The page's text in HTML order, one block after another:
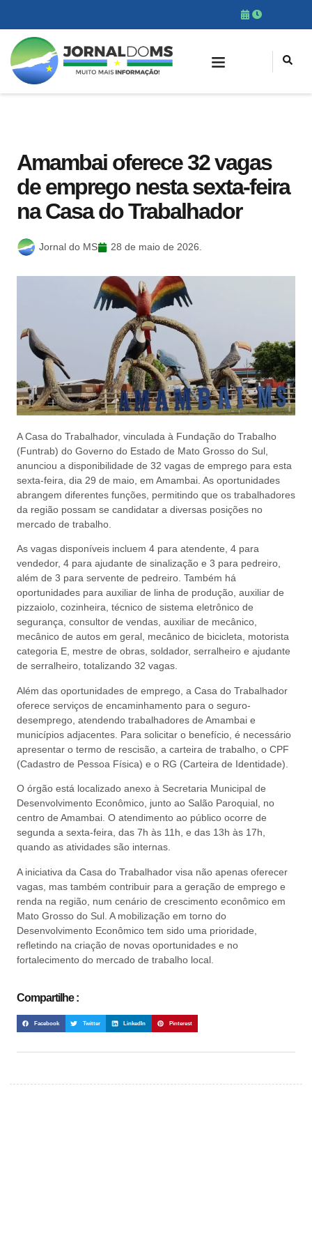
Amambai oferece 32 vagas
de emprego nesta sexta-feira
na Casa do Trabalhador
Jornal do MS 28 de maio de 2026.
A Casa do Trabalhador, vinculada à Fundação do Trabalho
(Funtrab) do Governo do Estado de Mato Grosso do Sul,
anunciou a disponibilidade de 32 vagas de emprego para esta
sexta-feira, dia 29 de maio, em Amambai. As oportunidades
abrangem diferentes funções, permitindo que os trabalhadores
da região possam se candidatar a diversas posições no
mercado de trabalho.
As vagas disponíveis incluem 4 para atendente, 4 para
vendedor, 4 para ajudante de sinalização e 3 para pedreiro,
além de 3 para servente de pedreiro. Também há
oportunidades para auxiliar de linha de produção, auxiliar de
pizzaiolo, cozinheira, técnico de sistema eletrônico de
segurança, consultor de vendas, auxiliar de mecânico,
mecânico de autos em geral, mecânico de bicicleta, motorista
categoria E, mestre de obras, soldador, serralheiro e ajudante
de serralheiro, totalizando 32 vagas.
Além das oportunidades de emprego, a Casa do Trabalhador
oferece serviços de encaminhamento para o seguro-
desemprego, atendendo trabalhadores de Amambai e
municípios adjacentes. Para solicitar o benefício, é necessário
apresentar o termo de rescisão, a carteira de trabalho, o CPF
(Cadastro de Pessoa Física) e o RG (Carteira de Identidade).
O órgão está localizado anexo à Secretaria Municipal de
Desenvolvimento Econômico, junto ao Salão Paroquial, no
centro de Amambai. O atendimento ao público ocorre de
segunda a sexta-feira, das 7h às 11h, e das 13h às 17h,
quando as atividades são internas.
A iniciativa da Casa do Trabalhador visa não apenas oferecer
vagas, mas também contribuir para a geração de emprego e
renda na região, num cenário de crescimento econômico em
Mato Grosso do Sul. A mobilização em torno do
Desenvolvimento Econômico tem sido uma prioridade,
refletindo na criação de novas oportunidades e no
fortalecimento do mercado de trabalho local.
Compartilhe :
Facebook Twitter LinkedIn Pinterest